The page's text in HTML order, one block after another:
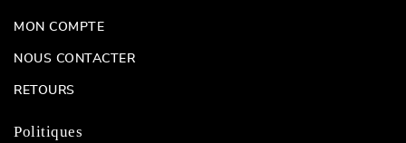
MON COMPTE
NOUS CONTACTER
RETOURS
Politiques